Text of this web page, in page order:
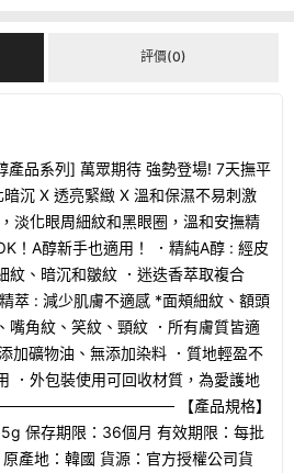
評價(0)
產品系列] 萬眾期待 強勢登場! 7天撫平
沉 X 透亮緊緻 X 溫和保濕不易刺激
淡化眼周細紋和黑眼圈，溫和安撫精
！A醇新手也適用！ ．精純A醇 : 經皮
紋、暗沉和皺紋 ．迷迭香萃取複合
萃 : 減少肌膚不適感 *面頰細紋、額頭
嘴角紋、笑紋、頸紋 ．所有膚質皆適
加礦物油、無添加染料 ．質地輕盈不
．外包裝使用可回收材質，為愛護地
【產品規格】
保存期限：36個月 有效期限：每批
產地：韓國 貨源：官方授權公司貨